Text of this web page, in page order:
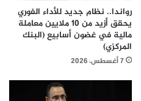
رواندا.. نظام جديد للأداء الفوري
يحقق أزيد من 10 ملايين معاملة
مالية في غضون أسابيع (البنك
المركزي)
7 أغسطس، 2026